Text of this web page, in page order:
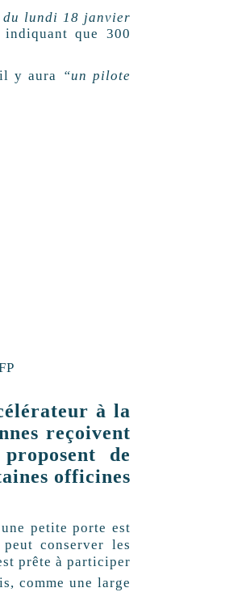
du lundi 18 janvier
que 300
y aura “un pilote
à la
reçoivent
de
officines
petite porte est
conserver les
prête à participer
comme une large